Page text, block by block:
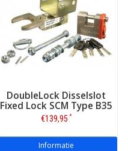
DoubleLock Disselslot
Fixed Lock SCM Type B35
€139,95 *
Informatie